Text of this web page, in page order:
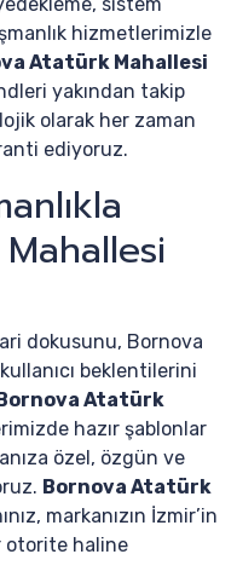
hizmetlerimizle
Atatürk Mahallesi
yakından takip
olarak her zaman
ediyoruz.
dokusunu, Bornova
beklentilerini
Atatürk
hazır şablonlar
özel, özgün ve
Bornova Atatürk
markanızın İzmir’in
otorite haline